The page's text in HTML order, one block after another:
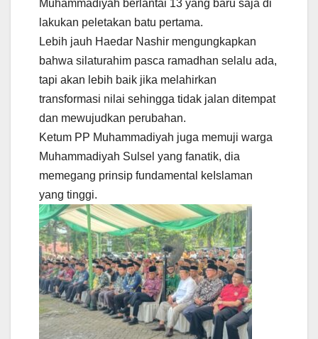
Muhammadiyah berlantai 13 yang baru saja di
lakukan peletakan batu pertama.
Lebih jauh Haedar Nashir mengungkapkan
bahwa silaturahim pasca ramadhan selalu ada,
tapi akan lebih baik jika melahirkan
transformasi nilai sehingga tidak jalan ditempat
dan mewujudkan perubahan.
Ketum PP Muhammadiyah juga memuji warga
Muhammadiyah Sulsel yang fanatik, dia
memegang prinsip fundamental keIslaman
yang tinggi.